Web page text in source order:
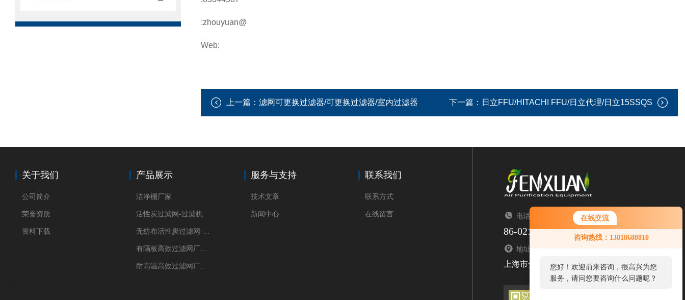
在线交流
咨询热线：13818688810
您好！欢迎前来咨询，很高兴为您
服务，请问您要咨询什么问题呢？
:zhouyuan@
Web:
上一篇： 滤网可更换过滤器/可更换过滤器/室内过滤器 下一篇： 日立FFU/HITACHI FFU/日立代理/日立15SSQS
关于我们
公司简介
荣誉资质
资料下载
产品展示
洁净棚厂家
活性炭过滤网-过滤机
服务与支持
技术文章
新闻中心
联系我们
联系方式
在线留言 电话：TEL
86-021-67676323
地址：ADDRESS
上海市金山区亭枫公路2299号1栋